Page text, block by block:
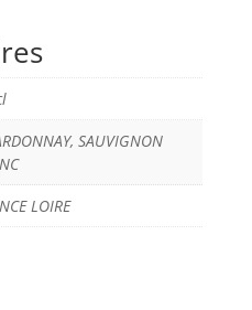
SAUVIGNON
LOIRE